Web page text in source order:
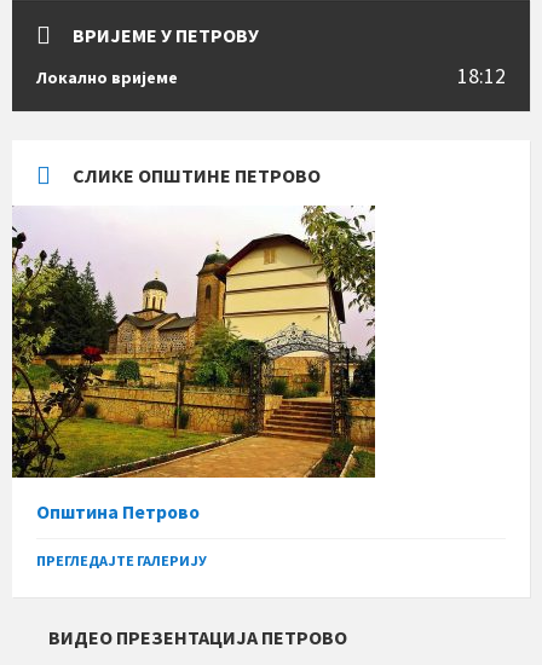
ВРИЈЕМЕ У ПЕТРОВУ
Локално вријеме 18:12
СЛИКЕ ОПШТИНЕ ПЕТРОВО
Општина Петрово
ПРЕГЛЕДАЈТЕ ГАЛЕРИЈУ
ВИДЕО ПРЕЗЕНТАЦИЈА ПЕТРОВО